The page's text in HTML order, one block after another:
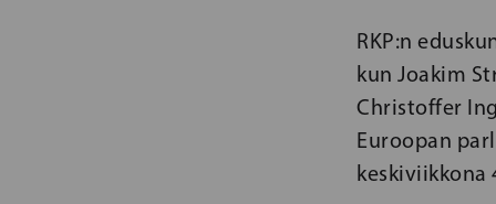
RKP:n
kun Joakim
Christoffer
Euroopan
keskiviikkona